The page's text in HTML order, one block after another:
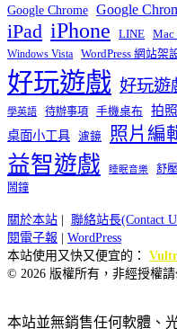
Google Chrome Google
iPad iPhone LINE Mac
Windows Vista WordPress 網站架
好玩遊戲 好玩遊
學英語 待辦事項 手機桌布 拍
桌面小工具 濾鏡 照片編
益智遊戲 睡眠音樂 舒壓
鬧鐘
關於本站 聯絡站長(Contact
閱電子報
WordPress
本站使用又快又便宜的：
© 2026 版權所有，非經授權
本站並無銷售任何軟體、